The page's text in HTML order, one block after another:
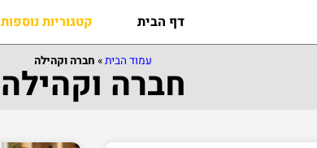
דף הבית קטגוריות נוספות
עמוד הבית» חברה וקהילה
חברה וקהילה